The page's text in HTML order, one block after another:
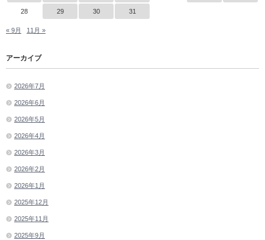
28 29 30 31
« 9月 11月 »
アーカイブ
2026年7月
2026年6月
2026年5月
2026年4月
2026年3月
2026年2月
2026年1月
2025年12月
2025年11月
2025年9月